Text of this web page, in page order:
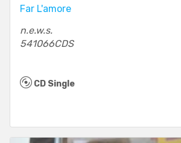
Far L'amore
n.e.w.s.
541066CDS
CD Single